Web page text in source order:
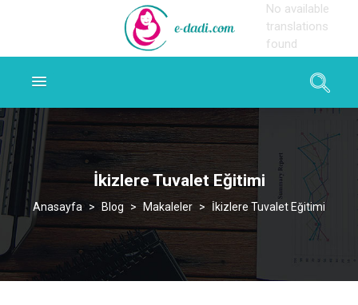
İkizlere Tuvalet Eğitimi
> Blog > Makaleler > İkizlere Tuvalet Eğitimi
No available
translations
found